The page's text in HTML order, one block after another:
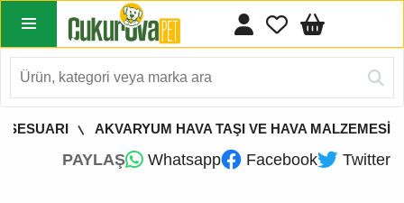
AKVARYUM HAVA TAŞI VE HAVA MALZEMESİ
PAYLAŞ Whatsapp Facebook Twitter